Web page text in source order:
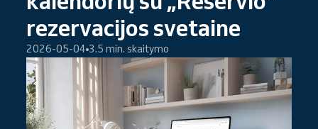
rezervacijos svetaine
2026-05-04 3.5 min. skaitymo